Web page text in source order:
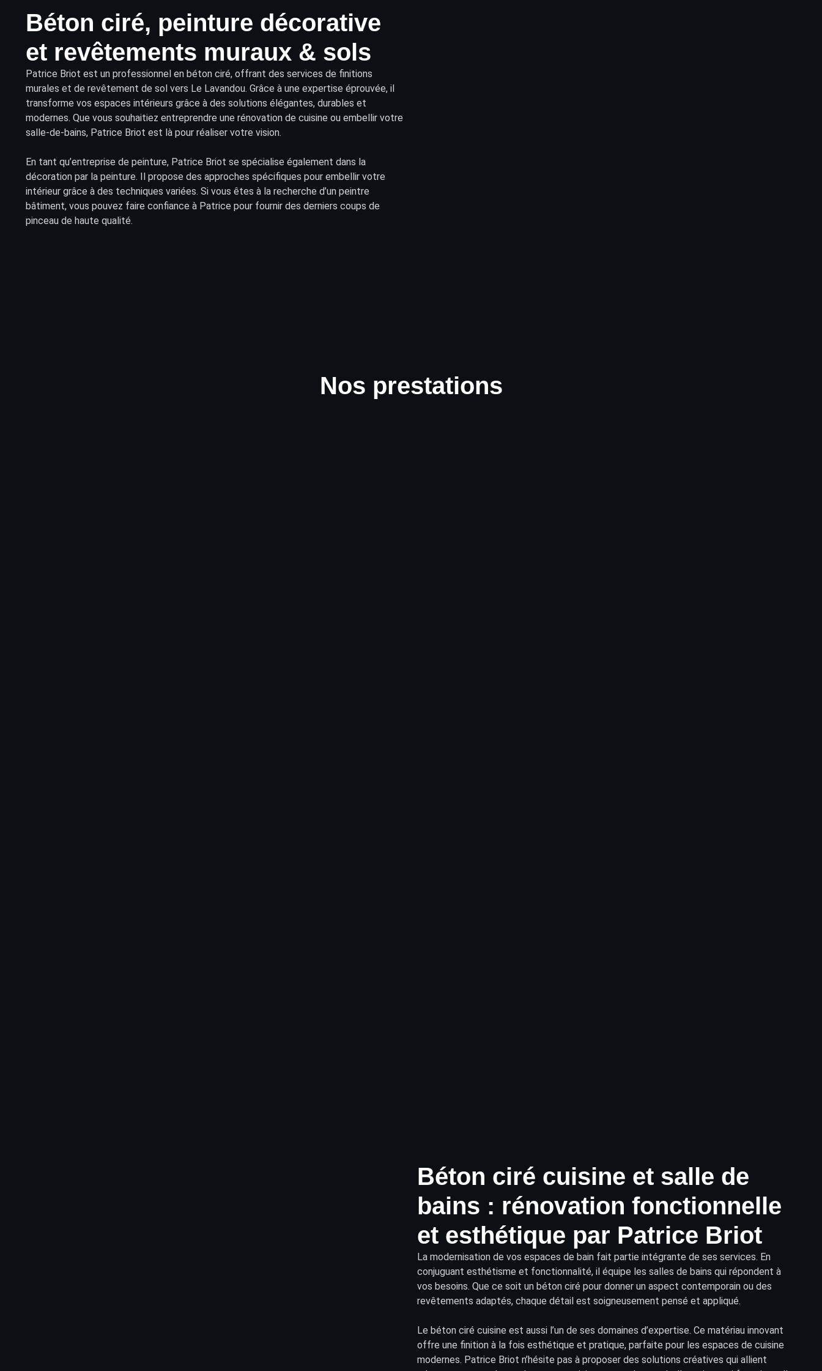
Béton ciré, peinture décorative
et revêtements muraux & sols
Patrice Briot est un professionnel en béton ciré, offrant des services de finitions
murales et de revêtement de sol vers Le Lavandou. Grâce à une expertise éprouvée, il
transforme vos espaces intérieurs grâce à des solutions élégantes, durables et
modernes. Que vous souhaitiez entreprendre une rénovation de cuisine ou embellir votre
salle-de-bains, Patrice Briot est là pour réaliser votre vision.
En tant qu’entreprise de peinture, Patrice Briot se spécialise également dans la
décoration par la peinture. Il propose des approches spécifiques pour embellir votre
intérieur grâce à des techniques variées. Si vous êtes à la recherche d’un peintre
bâtiment, vous pouvez faire confiance à Patrice pour fournir des derniers coups de
pinceau de haute qualité.
Nos prestations
Béton ciré cuisine et salle de
bains : rénovation fonctionnelle
et esthétique par Patrice Briot
La modernisation de vos espaces de bain fait partie intégrante de ses services. En
conjuguant esthétisme et fonctionnalité, il équipe les salles de bains qui répondent à
vos besoins. Que ce soit un béton ciré pour donner un aspect contemporain ou des
revêtements adaptés, chaque détail est soigneusement pensé et appliqué.
Le béton ciré cuisine est aussi l’un de ses domaines d’expertise. Ce matériau innovant
offre une finition à la fois esthétique et pratique, parfaite pour les espaces de cuisine
modernes. Patrice Briot n’hésite pas à proposer des solutions créatives qui allient